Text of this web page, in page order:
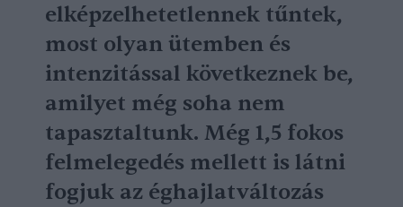
elképzelhetetlennek tűntek,
most olyan ütemben és
intenzitással következnek be,
amilyet még soha nem
tapasztaltunk. Még 1,5 fokos
felmelegedés mellett is látni
fogjuk az éghajlatváltozás